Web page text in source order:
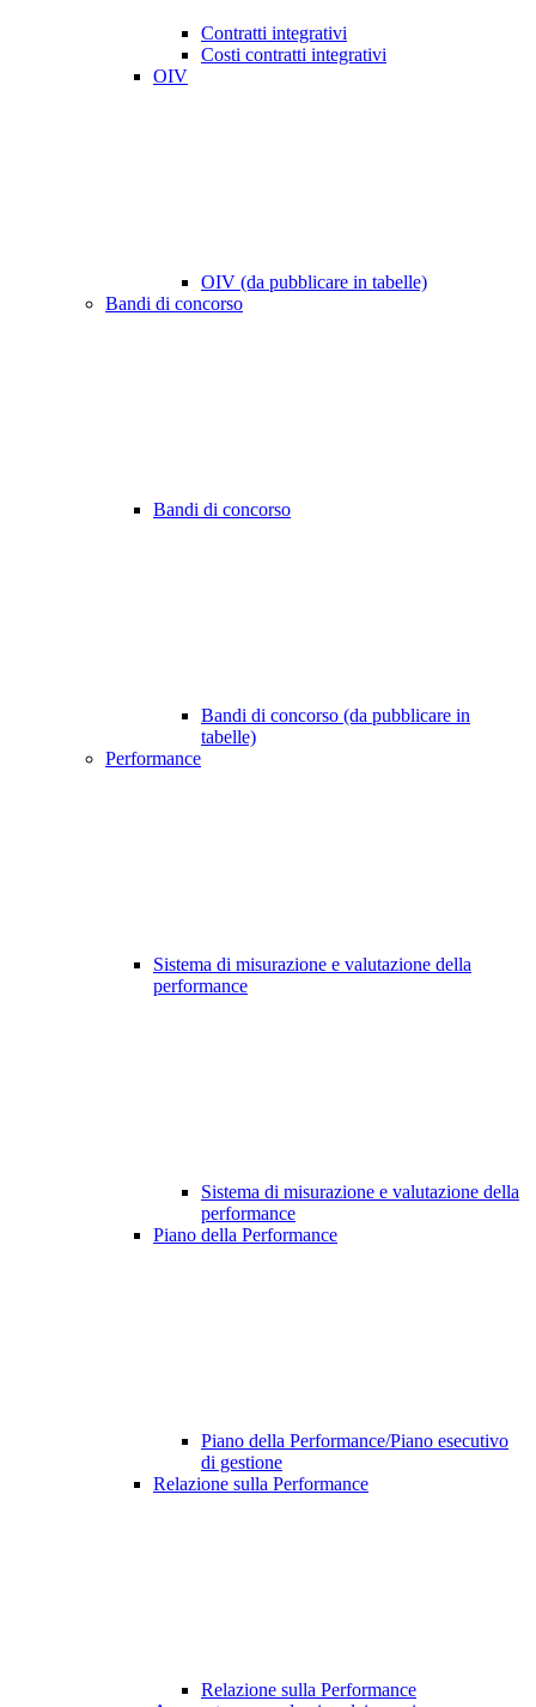
Contratti integrativi
Costi contratti integrativi
OIV
OIV (da pubblicare in tabelle)
Bandi di concorso
Bandi di concorso
Bandi di concorso (da pubblicare in
tabelle)
Performance
Sistema di misurazione e valutazione della
performance
Sistema di misurazione e valutazione della
performance
Piano della Performance
Piano della Performance/Piano esecutivo
di gestione
Relazione sulla Performance
Relazione sulla Performance